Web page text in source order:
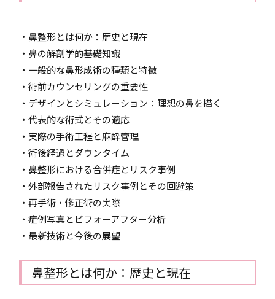
・鼻整形とは何か：歴史と現在
・鼻の解剖学的基礎知識
・一般的な鼻形成術の種類と特徴
・術前カウンセリングの重要性
・デザインとシミュレーション：理想の鼻を描く
・代表的な術式とその適応
・実際の手術工程と麻酔管理
・術後経過とダウンタイム
・鼻整形における合併症とリスク事例
・外部報告されたリスク事例とその回避策
・再手術・修正術の実際
・症例写真とビフォーアフター分析
・最新技術と今後の展望
鼻整形とは何か：歴史と現在